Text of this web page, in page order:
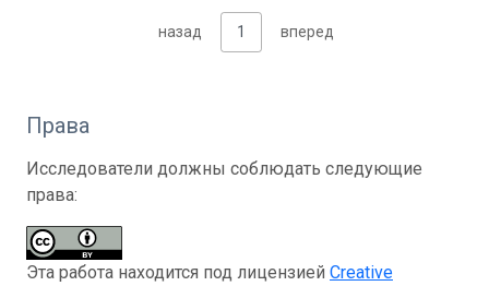
назад 1 вперед
Права
Исследователи должны соблюдать следующие
права:
Эта работа находится под лицензией Creative